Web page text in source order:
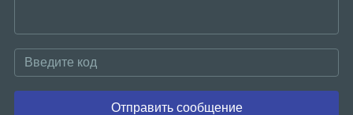
Отправить сообщение